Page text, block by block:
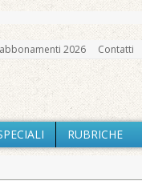
2026 Contatti
RUBRICHE